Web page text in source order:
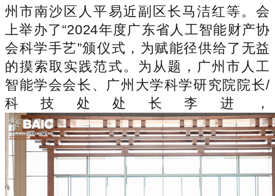
州市南沙区人平易近副区长马洁红等。会
上举办了“2024年度广东省人工智能财产协
会科学手艺”颁仪式，为赋能径供给了无益
的摸索取实践范式。为从题，广州市人工
智能学会会长、广州大学科学研究院院长/
科技处处长李进，